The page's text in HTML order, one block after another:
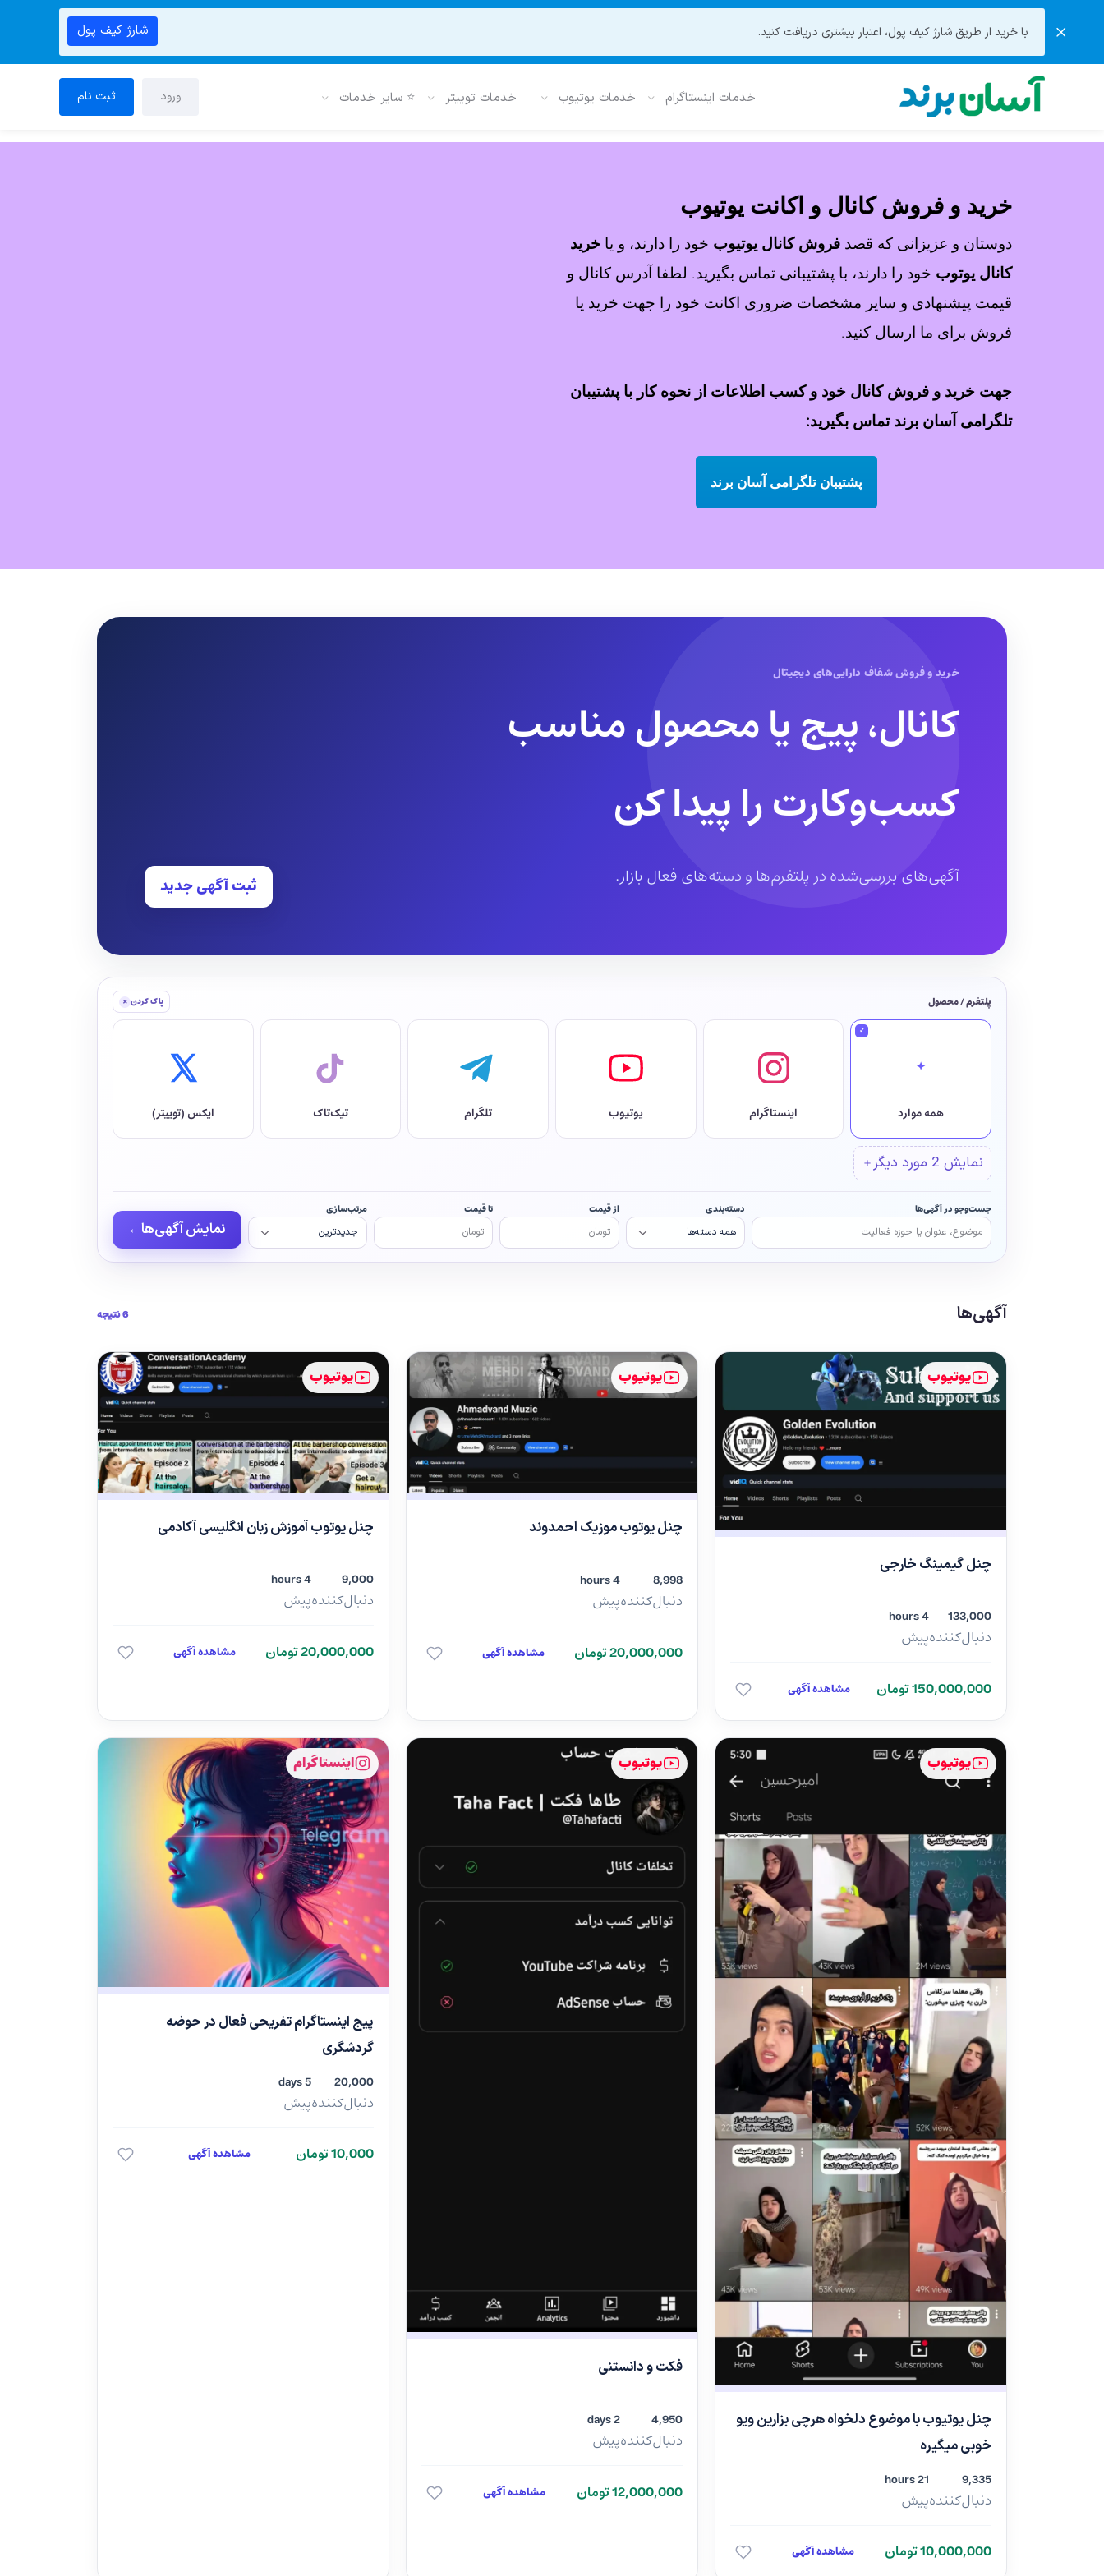
با خرید از طریق شارژ کیف پول، اعتبار بیشتری دریافت کنید. شارژ کیف پول
خدمات اینستاگرام خدمات یوتیوب خدمات توییتر ⭐ سایر خدمات ورود ثبت نام
خرید و فروش کانال و اکانت یوتیوب
دوستان و عزیزانی که قصد فروش کانال یوتیوب خود را دارند، و یا خرید
کانال یوتوب خود را دارند، با پشتیبانی تماس بگیرید. لطفا آدرس کانال و
قیمت پیشنهادی و سایر مشخصات ضروری اکانت خود را جهت خرید یا
فروش برای ما ارسال کنید.
جهت خرید و فروش کانال خود و کسب اطلاعات از نحوه کار با پشتیبان
تلگرامی آسان برند تماس بگیرید:
پشتیبان تلگرامی آسان برند
خرید و فروش شفاف دارایی‌های دیجیتال
کانال، پیج یا محصول مناسب
کسب‌وکارت را پیدا کن
آگهی‌های بررسی‌شده در پلتفرم‌ها و دسته‌های فعال بازار. ثبت آگهی جدید
پلتفرم / محصول پاک کردن ×
✦
همه موارد اینستاگرام یوتیوب تلگرام تیک‌تاک ایکس (توییتر)
نمایش 2 مورد دیگر ＋
جست‌وجو در آگهی‌ها دسته‌بندی از قیمت تا قیمت مرتب‌سازی
نمایش آگهی‌ها←
آگهی‌ها 6 نتیجه
یوتیوب
چنل گیمینگ خارجی
133,000
دنبال‌کننده
4 hours
پیش
150,000,000 تومان مشاهده آگهی
یوتیوب
چنل یوتوب موزیک احمدوند
8,998
دنبال‌کننده
4 hours
پیش
20,000,000 تومان مشاهده آگهی
یوتیوب
چنل یوتوب آموزش زبان انگلیسی آکادمی
9,000
دنبال‌کننده
4 hours
پیش
20,000,000 تومان مشاهده آگهی
یوتیوب
چنل یوتیوب با موضوع دلخواه هرچی بزارین ویو
خوبی میگیره
9,335
دنبال‌کننده
21 hours
پیش
10,000,000 تومان مشاهده آگهی
یوتیوب
فکت و دانستنی
4,950
دنبال‌کننده
2 days
پیش
12,000,000 تومان مشاهده آگهی
اینستاگرام
پیج اینستاگرام تفریحی فعال در حوضه
گردشگری
20,000
دنبال‌کننده
5 days
پیش
10,000 تومان مشاهده آگهی